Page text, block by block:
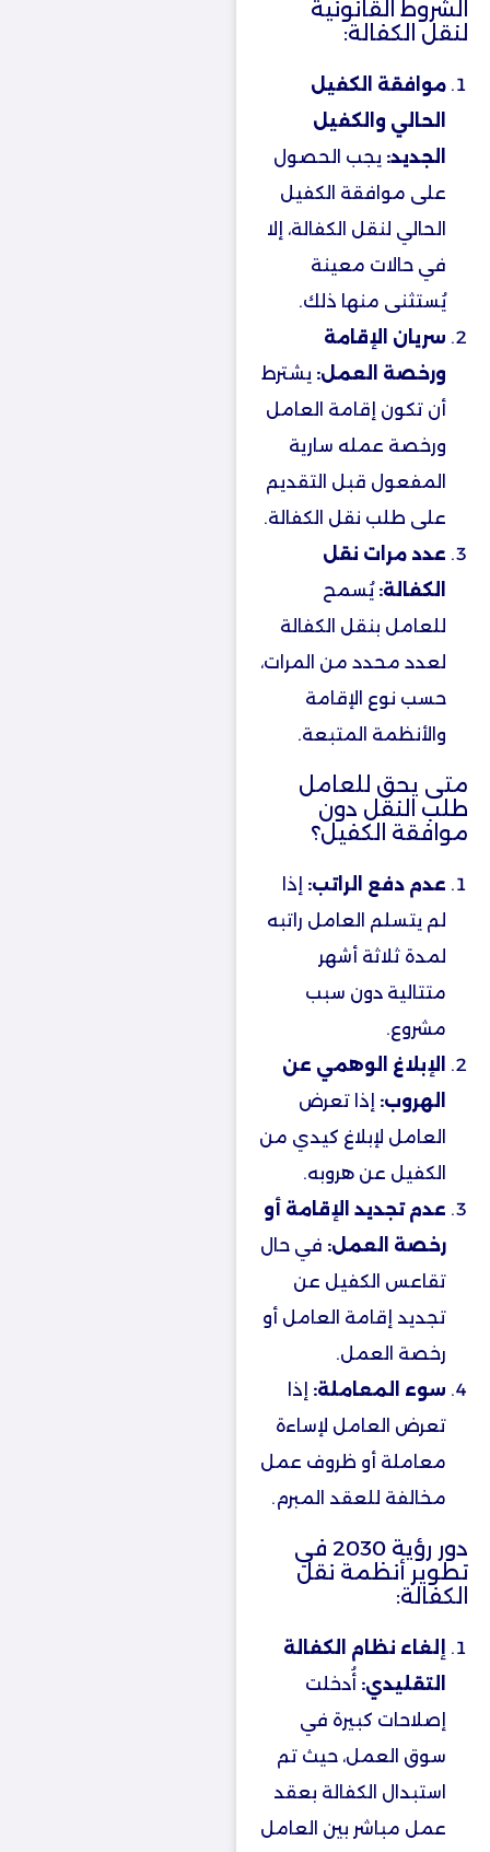
الشروط القانونية
لنقل الكفالة:
موافقة الكفيل
الحالي والكفيل
الجديد: يجب الحصول
على موافقة الكفيل
الحالي لنقل الكفالة، إلا
في حالات معينة
يُستثنى منها ذلك.
سريان الإقامة
ورخصة العمل: يشترط
أن تكون إقامة العامل
ورخصة عمله سارية
المفعول قبل التقديم
على طلب نقل الكفالة.
عدد مرات نقل
الكفالة:يُسمح
للعامل بنقل الكفالة
لعدد محدد من المرات،
حسب نوع الإقامة
والأنظمة المتبعة.
متى يحق للعامل
طلب النقل دون
موافقة الكفيل؟
عدم دفع الراتب: إذا
لم يتسلم العامل راتبه
لمدة ثلاثة أشهر
متتالية دون سبب
مشروع.
الإبلاغ الوهمي عن
الهروب: إذا تعرض
العامل لإبلاغ كيدي من
الكفيل عن هروبه.
عدم تجديد الإقامة أو
رخصة العمل: في حال
تقاعس الكفيل عن
تجديد إقامة العامل أو
رخصة العمل.
سوء المعاملة: إذا
تعرض العامل لإساءة
معاملة أو ظروف عمل
مخالفة للعقد المبرم.
دور رؤية 2030 في
تطوير أنظمة نقل
الكفالة:
إلغاء نظام الكفالة
التقليدي: أُدخلت
إصلاحات كبيرة في
سوق العمل، حيث تم
استبدال الكفالة بعقد
عمل مباشر بين العامل